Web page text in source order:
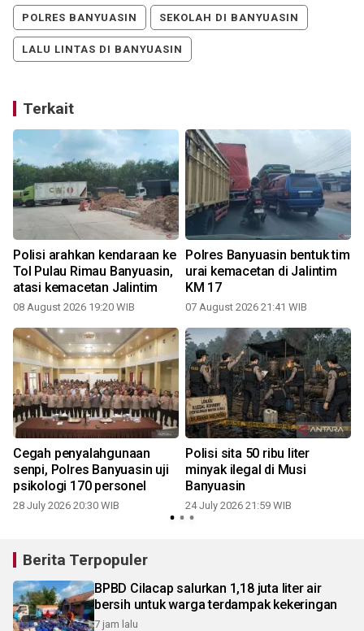
POLRES BANYUASIN SEKOLAH DI BANYUASIN
LALU LINTAS DI BANYUASIN
Terkait
Polisi arahkan kendaraan ke
Tol Pulau Rimau Banyuasin,
atasi kemacetan Jalintim
08 August 2026 19:20 WIB
Polres Banyuasin bentuk tim
urai kemacetan di Jalintim
KM 17
07 August 2026 21:41 WIB
Cegah penyalahgunaan
senpi, Polres Banyuasin uji
psikologi 170 personel
28 July 2026 20:30 WIB
Polisi sita 50 ribu liter
minyak ilegal di Musi
Banyuasin
24 July 2026 21:59 WIB
Berita Terpopuler
BPBD Cilacap salurkan 1,18 juta liter air
bersih untuk warga terdampak kekeringan
7 jam lalu